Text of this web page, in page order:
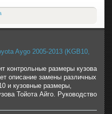
Aygo 2005-2013 (KGB10,
контрольные размеры кузова
описание замены различных
и кузовные размеры,
Тойота Айго. Руководство